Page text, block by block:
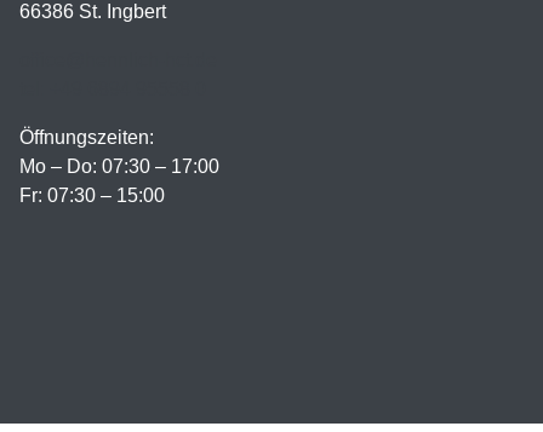
66386 St. Ingbert
Öffnungszeiten:
Mo – Do: 07:30 – 17:00
Fr: 07:30 – 15:00